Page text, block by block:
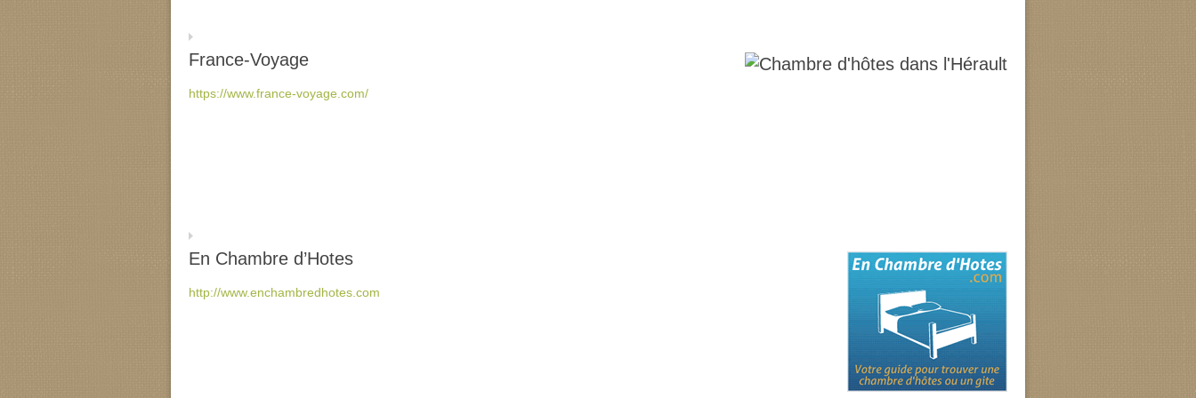
France-Voyage
https://www.france-voyage.com/
En Chambre d’Hotes
http://www.enchambredhotes.com